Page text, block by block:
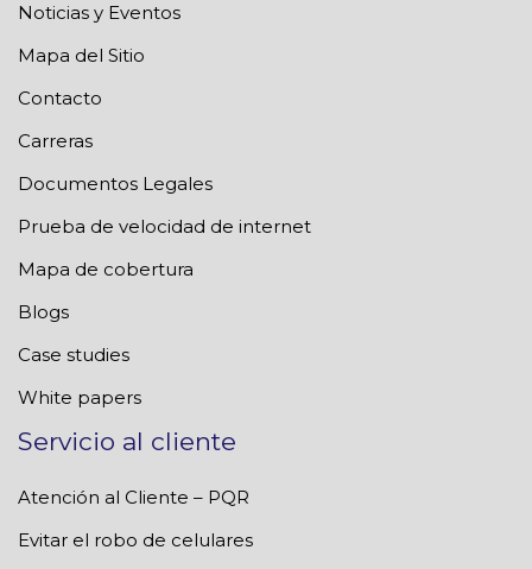
Noticias y Eventos
Mapa del Sitio
Contacto
Carreras
Documentos Legales
Prueba de velocidad de internet
Mapa de cobertura
Blogs
Case studies
White papers
Servicio al cliente
Atención al Cliente – PQR
Evitar el robo de celulares